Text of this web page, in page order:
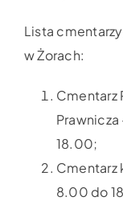
Lista
w Żorach:
Cmentarz
18.00;
Cmentarz
8.00 do